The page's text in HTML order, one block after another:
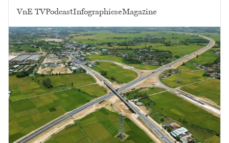
VnE TVPodcastInfographicseMagazine